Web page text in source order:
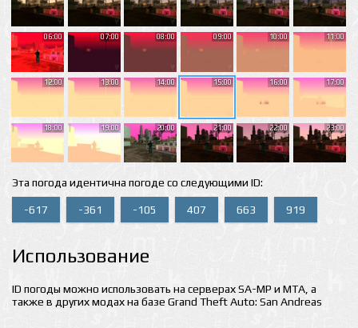
06:00 07:00 08:00 09:00 10:00 11:00
12:00 13:00 14:00 15:00 16:00 17:00
18:00 19:00 20:00 21:00 22:00 23:00
Эта погода идентична погоде со следующими ID:
-617 -361 -105 407 663 919
Использование
ID погоды можно использовать на серверах SA-MP и MTA, а
также в других модах на базе Grand Theft Auto: San Andreas